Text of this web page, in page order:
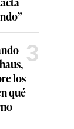
los
qué
3